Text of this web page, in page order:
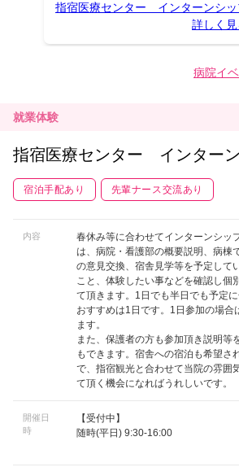
就業体験
指宿医療センター インター
宿泊手配あり 先輩ナース交流あり
内容
春休み等に合わせてインターンシッ
は、病院・看護部の概要説明、病棟
の意見交換、宿舎見学等を予定して
こと、体験したい事などを確認し個
て頂きます。1日でも半日でも予定に
おすすめは1日です。1日参加の場合
ます。
また、保護者の方も参加頂き説明等
もできます。宿舎への宿泊も希望さ
で、指宿観光と合わせて当院の雰囲
て頂く機会になればうれしいです。
開催日
時
【受付中】
随時(平日) 9:30-16:00